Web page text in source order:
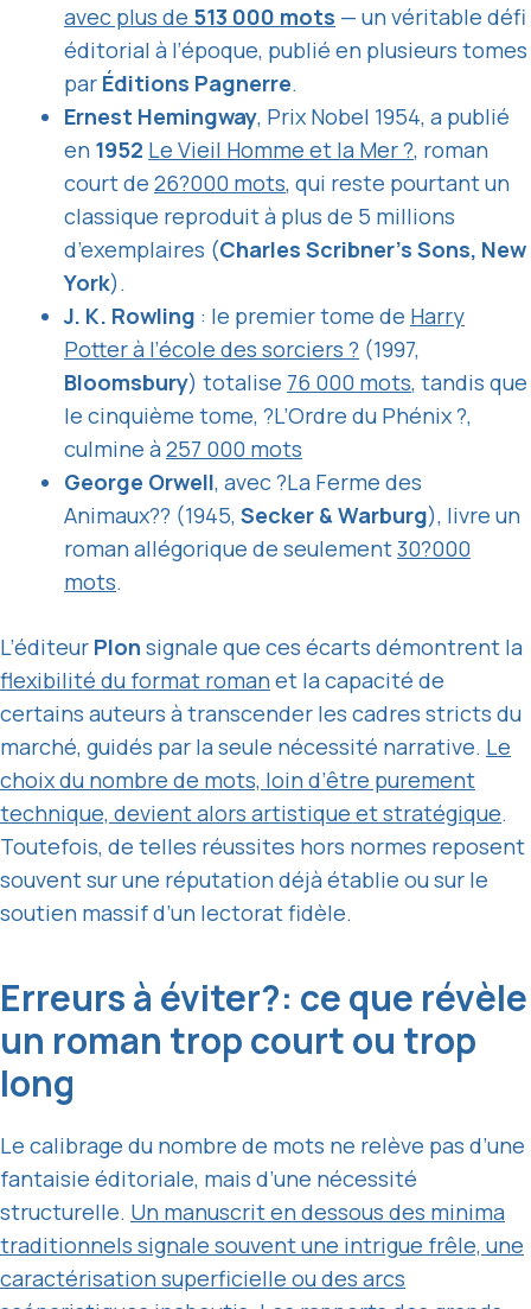
avec plus de 513 000 mots — un véritable défi
éditorial à l’époque, publié en plusieurs tomes
par Éditions Pagnerre.
Ernest Hemingway, Prix Nobel 1954, a publié
en 1952 Le Vieil Homme et la Mer ?, roman
court de 26?000 mots, qui reste pourtant un
classique reproduit à plus de 5 millions
d’exemplaires (Charles Scribner’s Sons, New
York).
J. K. Rowling : le premier tome de Harry
Potter à l’école des sorciers ? (1997,
Bloomsbury) totalise 76 000 mots, tandis que
le cinquième tome, ?L’Ordre du Phénix ?,
culmine à257 000 mots
George Orwell, avec ?La Ferme des
Animaux?? (1945, Secker & Warburg), livre un
roman allégorique de seulement30?000
mots.
L’éditeur Plon signale que ces écarts démontrent la
flexibilité du format romanet la capacité de
certains auteurs à transcender les cadres stricts du
marché, guidés par la seule nécessité narrative. Le
choix du nombre de mots, loin d’être purement
technique, devient alors artistique et stratégique.
Toutefois, de telles réussites hors normes reposent
souvent sur une réputation déjà établie ou sur le
soutien massif d’un lectorat fidèle.
Erreurs à éviter?: ce que révèle
un roman trop court ou trop
long
Le calibrage du nombre de mots ne relève pas d’une
fantaisie éditoriale, mais d’une nécessité
structurelle. Un manuscrit en dessous des minima
traditionnels signale souvent une intrigue frêle, une
caractérisation superficielle ou des arcs